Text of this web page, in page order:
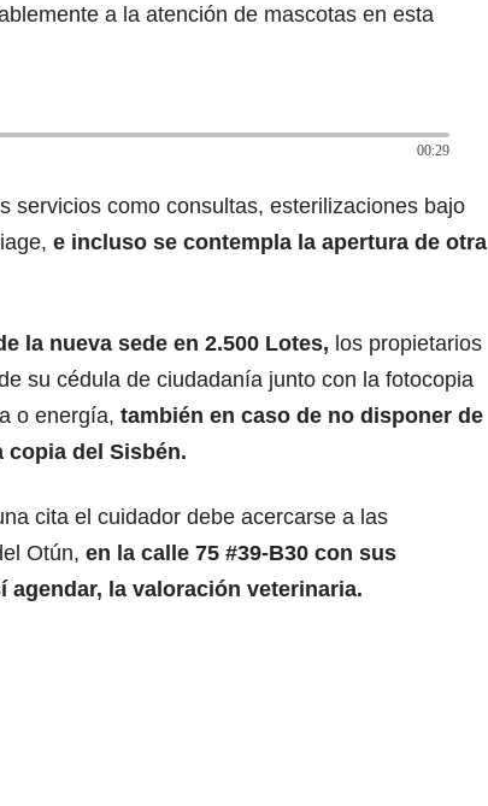
a la atención de mascotas en esta
00:29
servicios como consultas, esterilizaciones bajo
e incluso se contempla la apertura de otra
la nueva sede en 2.500 Lotes, los propietarios
su cédula de ciudadanía junto con la fotocopia
o energía, también en caso de no disponer de
copia del Sisbén.
cita el cuidador debe acercarse a las
Otún, en la calle 75 #39-B30 con sus
la valoración veterinaria.